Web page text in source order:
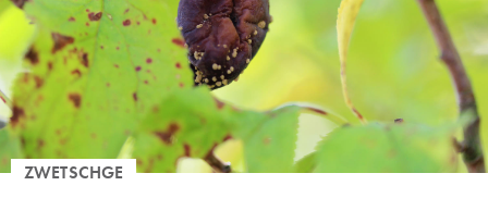
ZWETSCHGE